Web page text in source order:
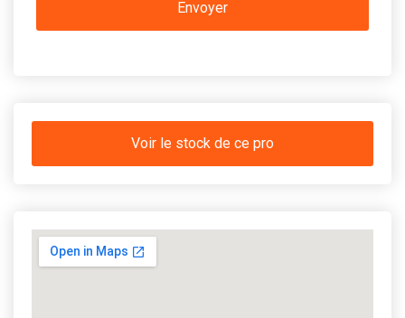
Voir le stock de ce pro